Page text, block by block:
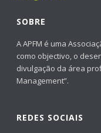
SOBRE
A APFM é uma
como objectivo, o
divulgação da área
Management”.
REDES SOCIAIS